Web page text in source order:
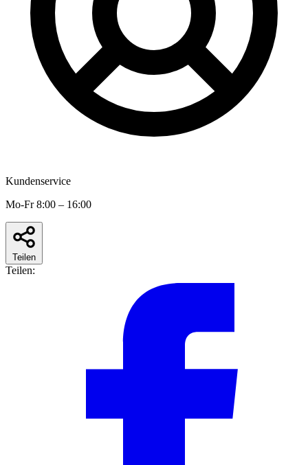
Kundenservice
Mo-Fr 8:00 – 16:00
Teilen
Teilen: